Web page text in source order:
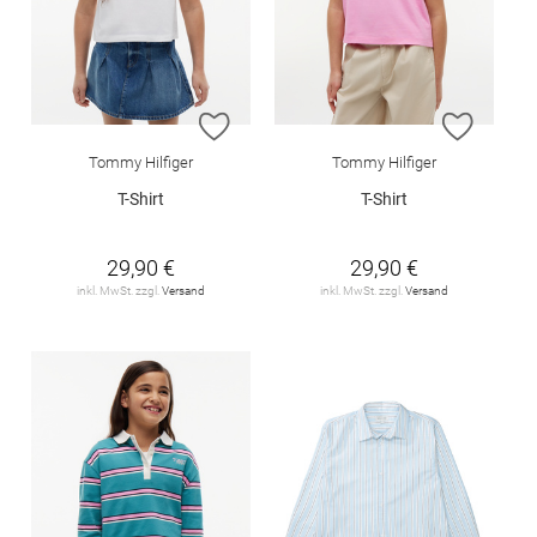
ZUR WUNSCHLISTE HINZUFÜGEN
Tommy Hilfiger
T-Shirt
29,90 €
inkl. MwSt. zzgl. Versand
ZUR
Tommy Hilfiger
T-Shirt
29,90 €
inkl. MwSt. zzgl. Versand